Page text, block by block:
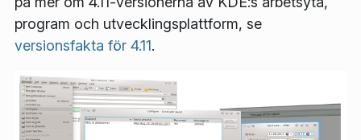
program och utvecklingsplattform, se
versionsfakta för 4.11.